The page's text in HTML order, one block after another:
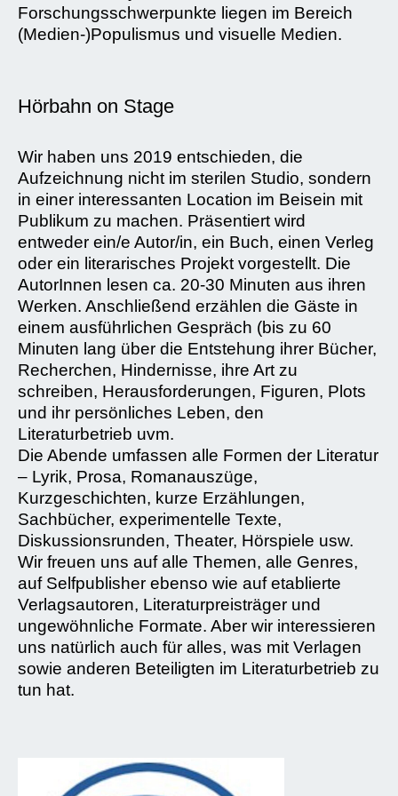
Forschungsschwerpunkte liegen im Bereich
(Medien-)Populismus und visuelle Medien.
Hörbahn on Stage
Wir haben uns 2019 entschieden, die
Aufzeichnung nicht im sterilen Studio, sondern
in einer interessanten Location im Beisein mit
Publikum zu machen. Präsentiert wird
entweder ein/e Autor/in, ein Buch, einen Verleg
oder ein literarisches Projekt vorgestellt. Die
AutorInnen lesen ca. 20-30 Minuten aus ihren
Werken. Anschließend erzählen die Gäste in
einem ausführlichen Gespräch (bis zu 60
Minuten lang über die Entstehung ihrer Bücher,
Recherchen, Hindernisse, ihre Art zu
schreiben, Herausforderungen, Figuren, Plots
und ihr persönliches Leben, den
Literaturbetrieb uvm.
Die Abende umfassen alle Formen der Literatur
– Lyrik, Prosa, Romanauszüge,
Kurzgeschichten, kurze Erzählungen,
Sachbücher, experimentelle Texte,
Diskussionsrunden, Theater, Hörspiele usw.
Wir freuen uns auf alle Themen, alle Genres,
auf Selfpublisher ebenso wie auf etablierte
Verlagsautoren, Literaturpreisträger und
ungewöhnliche Formate. Aber wir interessieren
uns natürlich auch für alles, was mit Verlagen
sowie anderen Beteiligten im Literaturbetrieb zu
tun hat.